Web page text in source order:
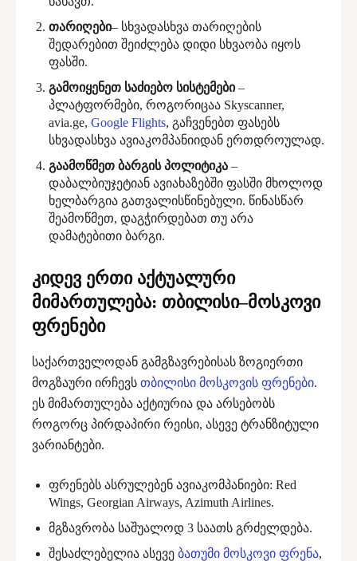
თარიღები– სხვადასხვა თარიღების
შედარებით შეიძლება დიდი სხვაობა იყოს
ფასში.
გამოიყენეთ საძიებო სისტემები–
პლატფორმები, როგორიცაა Skyscanner,
avia.ge, Google Flights, გაჩვენებთ ფასებს
სხვადასხვა ავიაკომპანიიდან ერთდროულად.
გაამოწმეთ ბარგის პოლიტიკა –
დაბალბიუჯეტიან ავიახაზებში ფასში მხოლოდ
ხელბარგია გათვალისწინებული. წინასწარ
შეამოწმეთ, დაგჭირდებათ თუ არა
დამატებითი ბარგი.
კიდევ ერთი აქტუალური
მიმართულება: თბილისი–მოსკოვი
ფრენები
საქართველოდან გამგზავრებისას ზოგიერთი
მოგზაური ირჩევს თბილისი მოსკოვის ფრენები.
ეს მიმართულება აქტიურია და არსებობს
როგორც პირდაპირი რეისი, ასევე ტრანზიტული
ვარიანტები.
ფრენებს ასრულებენ ავიაკომპანიები: Red
Wings, Georgian Airways, Azimuth Airlines.
მგზავრობა საშუალოდ 3 საათს გრძელდება.
შესაძლებელია ასევე ბათუმი მოსკოვი ფრენა,